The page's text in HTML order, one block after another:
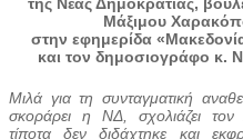
Μάξιμου
στην εφημερίδα
και τον δημοσιογράφο κ.
Μιλά για τη συνταγματική
σκοράρει η ΝΔ, σχολιάζει
τίποτα δεν διδάχτηκε και